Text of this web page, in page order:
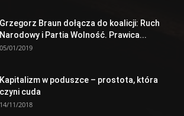
Grzegorz Braun dołącza do koalicji: Ruch
Narodowy i Partia Wolność. Prawica...
05/01/2019
Kapitalizm w poduszce – prostota, która
czyni cuda
14/11/2018